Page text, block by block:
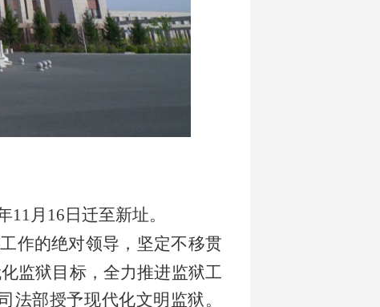
11月 16 日迁至新址。
作的绝对领导，坚定不移贯
监狱目标，全力推进监狱工
法部授予现代化文明监狱。